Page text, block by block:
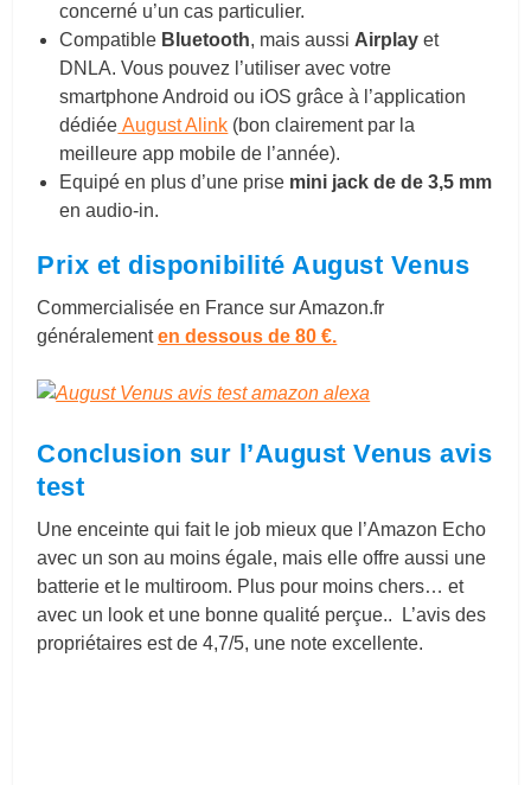
concerné u’un cas particulier.
Compatible Bluetooth, mais aussi Airplay et
DNLA. Vous pouvez l’utiliser avec votre
smartphone Android ou iOS grâce à l’application
dédiée August Alink (bon clairement par la
meilleure app mobile de l’année).
Equipé en plus d’une prise mini jack de de 3,5 mm
en audio-in.
Prix et disponibilité August Venus
Commercialisée en France surAmazon.fr
généralementen dessous de 80 €.
Conclusion sur l’August Venus avis
test
Une enceinte qui fait le job mieux que l’Amazon Echo
avec un son au moins égale, mais elle offre aussi une
batterie et le multiroom. Plus pour moins chers… et
avec un look et une bonne qualité perçue.. L’avis des
propriétaires est de 4,7/5, une note excellente.